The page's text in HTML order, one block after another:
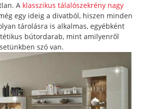
A klasszikus tálalószekrény nagy
egy ideig a divatból, hiszen minden
tárolásra is alkalmas, egyébként
bútordarab, mint amilyenről
szó van.